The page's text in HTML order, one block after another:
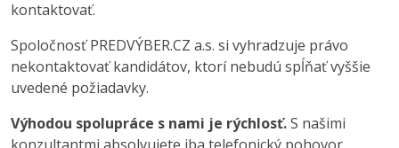
kontaktovať.
Spoločnosť PREDVÝBER.CZ a.s. si vyhradzuje právo
nekontaktovať kandidátov, ktorí nebudú spĺňať vyššie
uvedené požiadavky.
Výhodou spolupráce s nami je rýchlosť.S našimi